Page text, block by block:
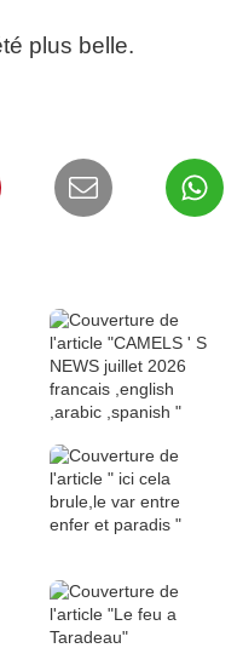
plus belle.